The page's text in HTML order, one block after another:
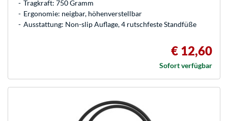
Tragkraft: 750 Gramm
Ergonomie: neigbar, höhenverstellbar
Ausstattung: Non-slip Auflage, 4 rutschfeste Standfüße
€ 12,60
Sofort verfügbar